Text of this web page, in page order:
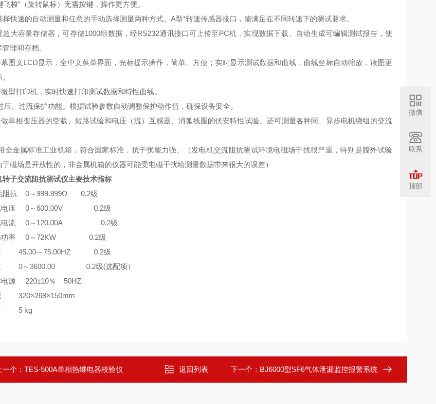
飞梭”（旋转鼠标）无需按键，操作更方便。
择快速的自动测量和任意的手动选择测量两种方式。A型*转速传感器接口，能满足在不同转速下的测试要求。
超大容量存储器，可存储1000组数据，经RS232通讯接口可上传至PC机，实现数据下载、自动生成可编辑测试报告，便
理和存档。
图文LCD显示，全中文菜单界面，光标提示操作，简单、方便；实时显示测试数据和曲线，曲线坐标自动缩放，读图更
型打印机，实时快速打印测试数据和特性曲线。
压、过流保护功能。根据试验参数自动调整保护动作值，确保设备安全。
单相变压器的空载、短路试验和电压（流）互感器、消弧线圈的伏安特性试验。还可测量各种同、异步电机绕组的交流
全金属标准工业机箱，符合国家标准，抗干扰能力强。（发电机交流阻抗测试环境电磁场干扰很严重，特别是膛外试验
于磁场是开放性的，非金属机箱的仪器可能受电磁干扰给测量数据带来很大的误差）
转子交流阻抗测试仪主要技术指标
阻抗 0～999.999Ω 0.2级
电压 0～600.00V 0.2级
电流 0～120.00A 0.2级
功率 0～72KW 0.2级
45.00～75.00HZ 0.2级
0～3600.00 0.2级(选配项）
电源 220±10％ 50HZ
320×268×150mm
5 kg
一个： TES-500A单相热继电器校验仪 返回列表 下一个： BJ6000型SF6气体泄漏监控报警系统
微信
联系
顶部